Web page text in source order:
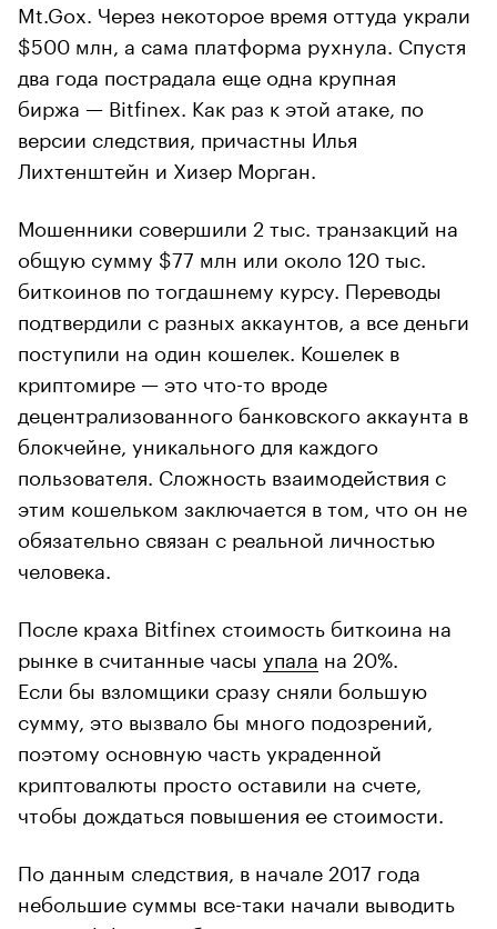
Mt.Gox. Через некоторое время оттуда украли
$500 млн, а сама платформа рухнула. Спустя
два года пострадала еще одна крупная
биржа — Bitfinex. Как раз к этой атаке, по
версии следствия, причастны Илья
Лихтенштейн и Хизер Морган.
Мошенники совершили 2 тыс. транзакций на
общую сумму $77 млн или около 120 тыс.
биткоинов по тогдашнему курсу. Переводы
подтвердили с разных аккаунтов, а все деньги
поступили на один кошелек. Кошелек в
криптомире — это что-то вроде
децентрализованного банковского аккаунта в
блокчейне, уникального для каждого
пользователя. Сложность взаимодействия с
этим кошельком заключается в том, что он не
обязательно связан с реальной личностью
человека.
После краха Bitfinex стоимость биткоина на
рынке в считанные часы упала на 20%.
Если бы взломщики сразу сняли большую
сумму, это вызвало бы много подозрений,
поэтому основную часть украденной
криптовалюты просто оставили на счете,
чтобы дождаться повышения ее стоимости.
По данным следствия, в начале 2017 года
небольшие суммы все-таки начали выводить